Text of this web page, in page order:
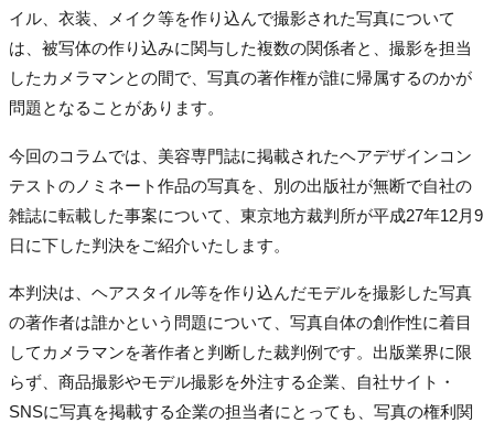
イル、衣装、メイク等を作り込んで撮影された写真について
は、被写体の作り込みに関与した複数の関係者と、撮影を担当
したカメラマンとの間で、写真の著作権が誰に帰属するのかが
問題となることがあります。
今回のコラムでは、美容専門誌に掲載されたヘアデザインコン
テストのノミネート作品の写真を、別の出版社が無断で自社の
雑誌に転載した事案について、東京地方裁判所が平成27年12月9
日に下した判決をご紹介いたします。
本判決は、ヘアスタイル等を作り込んだモデルを撮影した写真
の著作者は誰かという問題について、写真自体の創作性に着目
してカメラマンを著作者と判断した裁判例です。出版業界に限
らず、商品撮影やモデル撮影を外注する企業、自社サイト・
SNSに写真を掲載する企業の担当者にとっても、写真の権利関